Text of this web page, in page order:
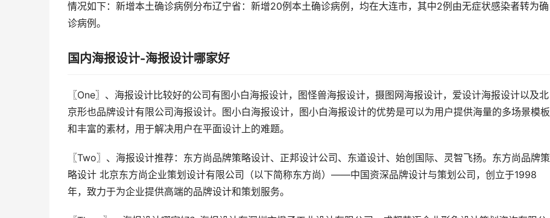
情况如下：新增本土确诊病例分布辽宁省：新增20例本土确诊病例，均在大连市，其中2例由无症状感染者转为确
诊病例。
国内海报设计-海报设计哪家好
〖One〗、海报设计比较好的公司有图小白海报设计，图怪兽海报设计，摄图网海报设计，爱设计海报设计以及北
京形也品牌设计有限公司海报设计。图小白海报设计，图小白海报设计的优势是可以为用户提供海量的多场景模板
和丰富的素材，用于解决用户在平面设计上的难题。
〖Two〗、海报设计推荐：东方尚品牌策略设计、正邦设计公司、东道设计、始创国际、灵智飞扬。东方尚品牌策
略设计 北京东方尚企业策划设计有限公司（以下简称东方尚）——中国资深品牌设计与策划公司，创立于1998
年，致力于为企业提供高端的品牌设计和策划服务。